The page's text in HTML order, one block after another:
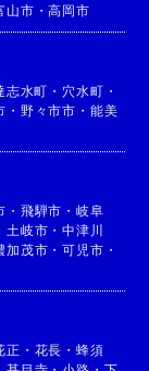
山市 ・高岡市
志水町 ・ 穴水町 ・
・ 野々市市 ・ 能美
・ 飛騨市 ・ 岐阜
土岐市 ・中津川
加茂市 ・可児市 ・
正 ・ 花長 ・ 蜂須